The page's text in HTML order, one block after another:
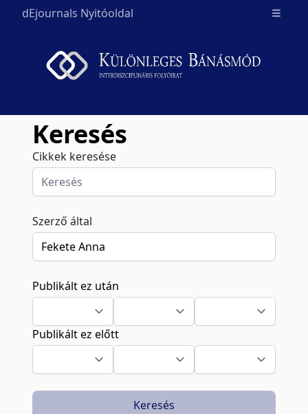
dEjournals Nyitóoldal Open
Keresés
Cikkek keresése
Szerző által
Publikált ez után
Publikált ez előtt
Keresés